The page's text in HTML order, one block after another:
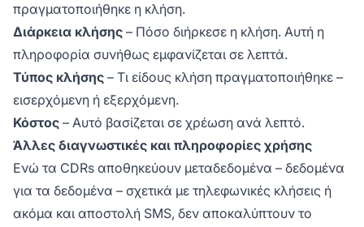
πραγματοποιήθηκε η κλήση.
Διάρκεια κλήσης – Πόσο διήρκεσε η κλήση. Αυτή η
πληροφορία συνήθως εμφανίζεται σε λεπτά.
Τύπος κλήσης – Τι είδους κλήση πραγματοποιήθηκε –
εισερχόμενη ή εξερχόμενη.
Κόστος – Αυτό βασίζεται σε χρέωση ανά λεπτό.
Άλλες διαγνωστικές και πληροφορίες χρήσης
Ενώ τα CDRs αποθηκεύουν μεταδεδομένα – δεδομένα
για τα δεδομένα – σχετικά με τηλεφωνικές κλήσεις ή
ακόμα και αποστολή SMS, δεν αποκαλύπτουν το